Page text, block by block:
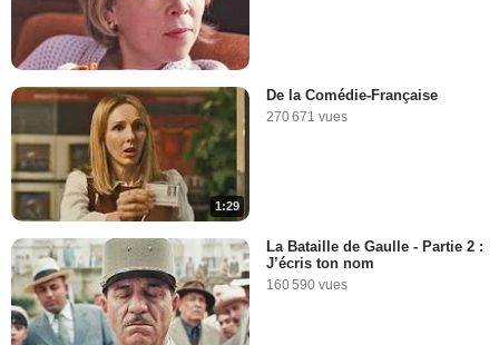
1:29
De la Comédie-Française
270 671 vues
La Bataille de Gaulle - Partie 2 :
J’écris ton nom
160 590 vues